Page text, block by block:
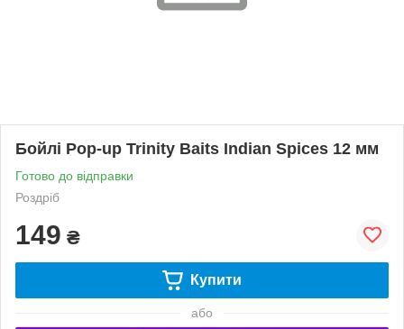
Бойлі Pop-up Trinity Baits Indian Spices 12 мм
Готово до відправки
Роздріб
149 ₴
Купити
або